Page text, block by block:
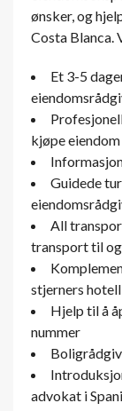
ønsker, og
Costa Blanca.
Et 3-5
kjøpe
Guidede
All
transport til
stjerners
Hjelp til å
nummer
advokat i